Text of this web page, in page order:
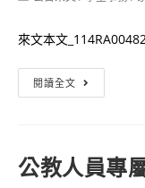
率
室
研
來文本文
閱讀全文
原
「第
公教人員專